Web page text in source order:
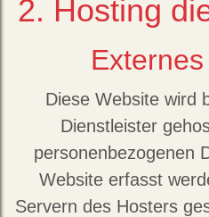
2. Hosting
Diese Website wird
Dienstleister
personenbezogenen
Website erfasst
Servern des Hosters